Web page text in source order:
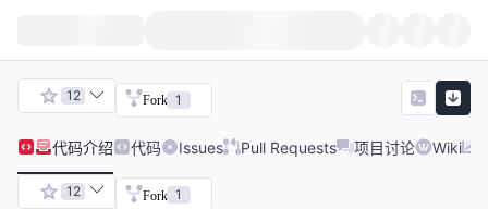
12 Fork 1
代码介绍 代码 Issues Pull Requests 项目讨论 Wiki
12 Fork 1